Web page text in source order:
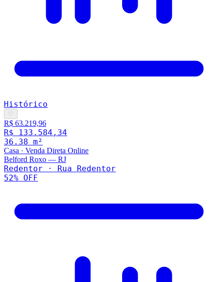
Histórico
♡
R$ 63.219,96
R$ 133.584,34
36.38 m²
Casa · Venda Direta Online
Belford Roxo — RJ
Redentor · Rua Redentor
52% OFF